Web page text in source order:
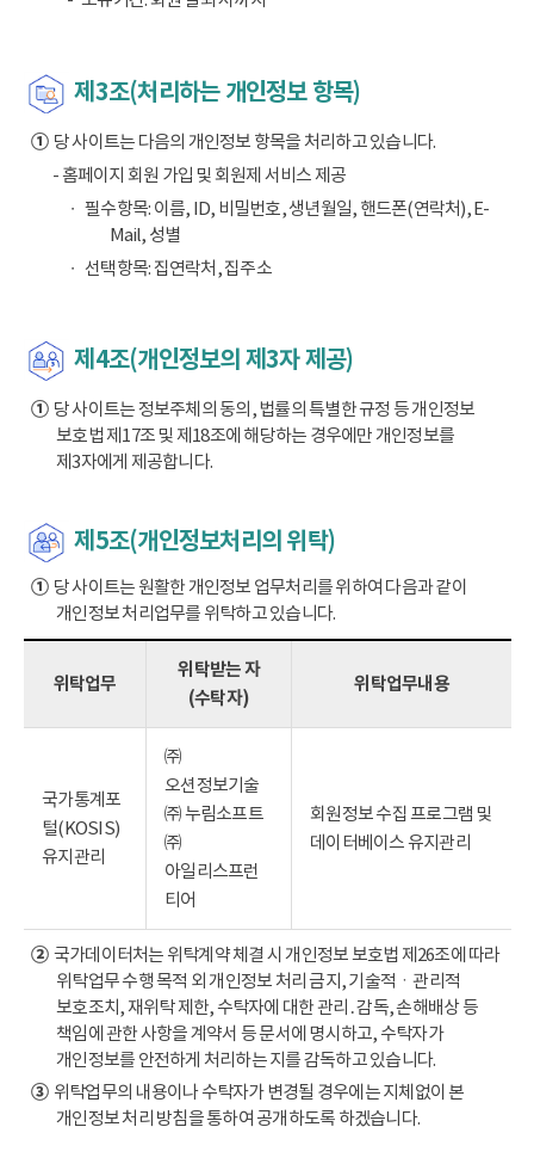
제3조(처리하는 개인정보 항목)
①당 사이트는 다음의 개인정보 항목을 처리하고 있습니다.
- 홈페이지 회원 가입 및 회원제 서비스 제공
필수항목: 이름, ID, 비밀번호, 생년월일, 핸드폰(연락처), E-
Mail, 성별
선택항목: 집연락처, 집주소
제4조(개인정보의 제3자 제공)
①당 사이트는 정보주체의 동의, 법률의 특별한 규정 등 개인정보
보호법 제17조 및 제18조에 해당하는 경우에만 개인정보를
제3자에게 제공합니다.
제5조(개인정보처리의 위탁)
①당 사이트는 원활한 개인정보 업무처리를 위하여 다음과 같이
개인정보 처리업무를 위탁하고 있습니다.
위탁업무
위탁받는 자
(수탁자)
위탁업무내용
국가통계포
털(KOSIS)
유지관리
㈜
오션정보기술
㈜ 누림소프트
㈜
아일리스프런
티어
회원정보 수집 프로그램 및
데이터베이스 유지관리
②국가데이터처는 위탁계약 체결 시 개인정보 보호법 제26조에 따라
위탁업무 수행 목적 외 개인정보 처리 금지, 기술적ㆍ관리적
보호조치, 재위탁 제한, 수탁자에 대한 관리․감독, 손해배상 등
책임에 관한 사항을 계약서 등 문서에 명시하고, 수탁자가
개인정보를 안전하게 처리하는 지를 감독하고 있습니다.
③위탁업무의 내용이나 수탁자가 변경될 경우에는 지체없이 본
개인정보 처리 방침을 통하여 공개하도록 하겠습니다.